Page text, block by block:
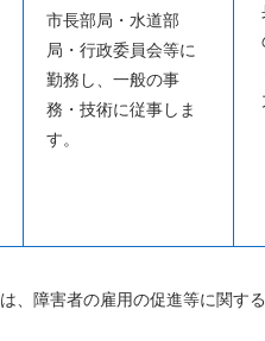
市長部局・水道部
局・行政委員会等に
勤務し、一般の事
務・技術に従事しま
す。
障害者の雇用の促進等に関す